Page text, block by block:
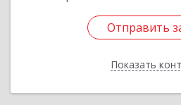
Отправить
Показать
Отправить
Назад